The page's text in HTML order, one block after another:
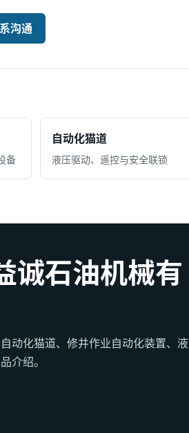
沟通
备
自动化猫道
液压驱动、遥控与安全联锁
诚石油机械有
动化猫道、修井作业自动化装置、液
介绍。